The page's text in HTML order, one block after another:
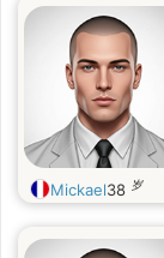
Mickael38 岁